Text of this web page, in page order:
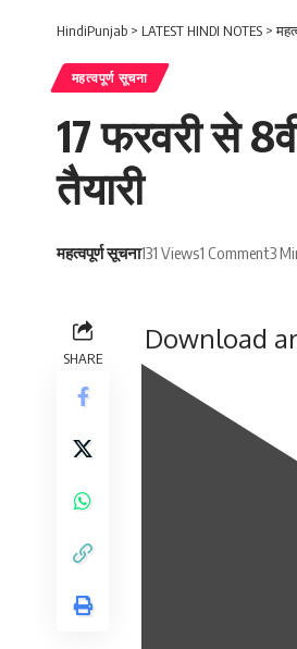
HindiPunjab > LATEST HINDI NOTES >
महत्वपूर्ण सूचना
17 फरवरी से
तैयारी
महत्वपूर्ण सूचना131 Views1 Comment3
SHARE
Download